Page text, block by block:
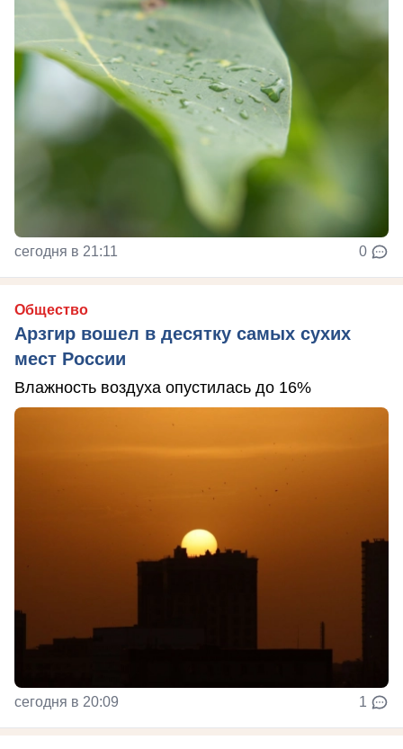
сегодня в 21:11 0
Общество
Арзгир вошел в десятку самых сухих
мест России
Влажность воздуха опустилась до 16%
сегодня в 20:09 1